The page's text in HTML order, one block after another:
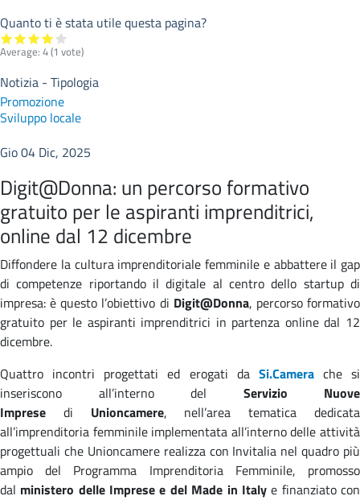
Quanto ti è stata utile questa pagina?
Average: 4(1 vote)
Notizia - Tipologia
Promozione
Sviluppo locale
Gio 04 Dic, 2025
Digit@Donna: un percorso formativo
gratuito per le aspiranti imprenditrici,
online dal 12 dicembre
Diffondere la cultura imprenditoriale femminile e abbattere il gap
di competenze riportando il digitale al centro dello startup di
impresa: è questo l’obiettivo di Digit@Donna, percorso formativo
gratuito per le aspiranti imprenditrici in partenza online dal 12
dicembre.
Quattro incontri progettati ed erogati da Si.Camerache si
inseriscono all’interno del Servizio Nuove
Imprese di Unioncamere, nell’area tematica dedicata
all’imprenditoria femminile implementata all’interno delle attività
progettuali che Unioncamere realizza con Invitalia nel quadro più
ampio del Programma Imprenditoria Femminile, promosso
dal ministero delle Imprese e del Made in Italye finanziato con